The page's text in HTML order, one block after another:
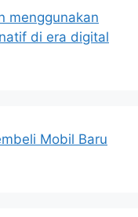
menggunakan
di era digital
Mobil Baru